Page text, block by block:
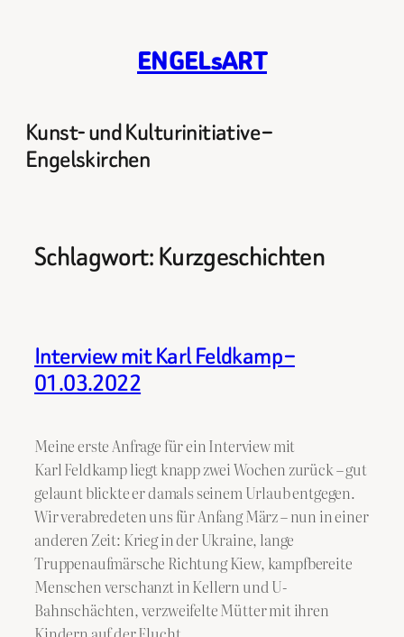
ENGELsART
Kunst- und Kulturinitiative –
Engelskirchen
Schlagwort:Kurzgeschichten
Interview mit Karl Feldkamp –
01.03.2022
Meine erste Anfrage für ein Interview mit
Karl Feldkamp liegt knapp zwei Wochen zurück – gut
gelaunt blickte er damals seinem Urlaub entgegen.
Wir verabredeten uns für Anfang März – nun in einer
anderen Zeit: Krieg in der Ukraine, lange
Truppenaufmärsche Richtung Kiew, kampfbereite
Menschen verschanzt in Kellern und U-
Bahnschächten, verzweifelte Mütter mit ihren